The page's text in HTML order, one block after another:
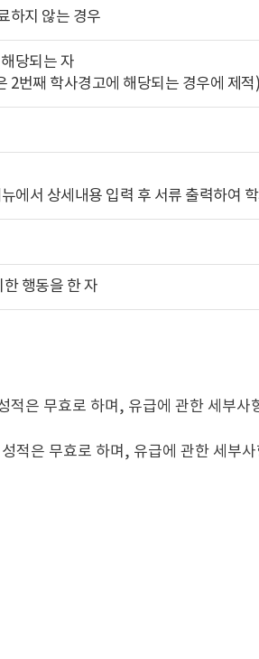
하지 않는 경우
당되는 자
2번째 학사경고에 해당되는 경우에 제적)
에서 상세내용 입력 후 서류 출력하여
행동을 한 자
은 무효로 하며, 유급에 관한 세부
적은 무효로 하며, 유급에 관한 세부